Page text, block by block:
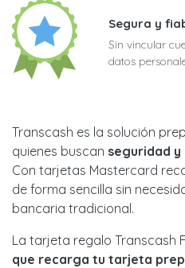
Segura y
Sin vincular
datos
Transcash es la solución
quienes buscan seguridad
Con tarjetas Mastercard
de forma sencilla sin
bancaria tradicional.
La tarjeta regalo Transcash
que recarga tu tarjeta